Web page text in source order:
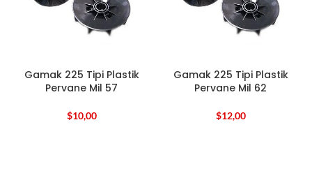
Gamak 225 Tipi Plastik
Pervane Mil 57
$10,00
Gamak 225 Tipi Plastik
Pervane Mil 62
$12,00